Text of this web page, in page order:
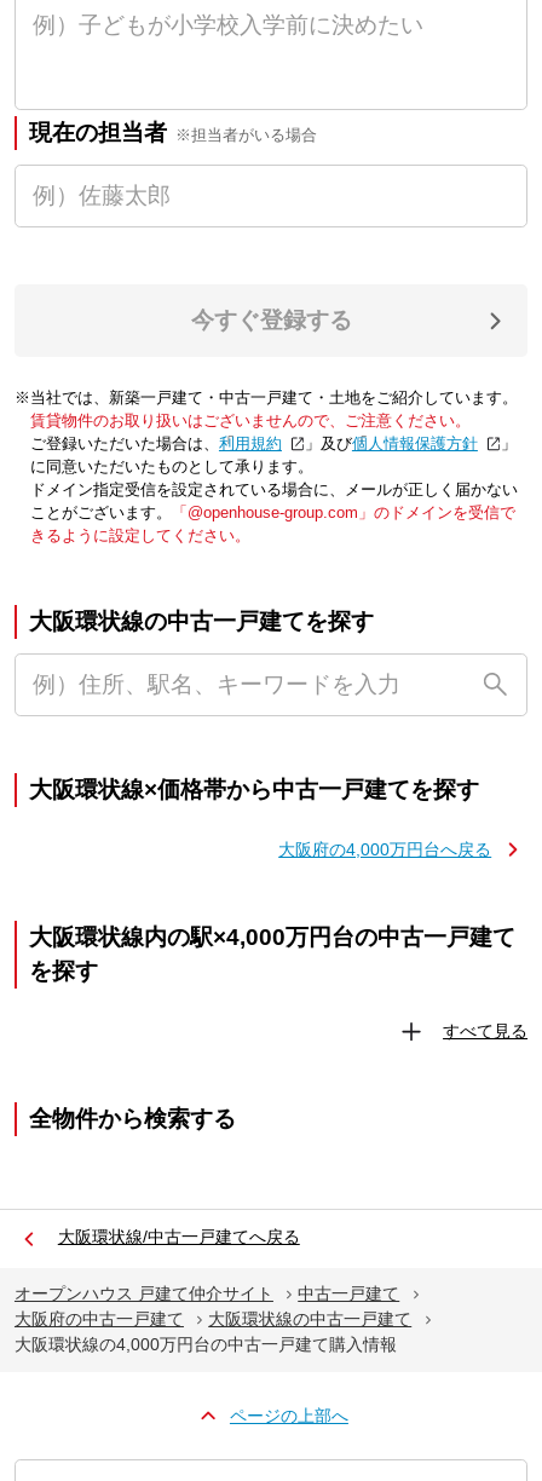
現在の担当者 ※担当者がいる場合
今すぐ登録する
※当社では、新築一戸建て・中古一戸建て・土地をご紹介しています。
賃貸物件のお取り扱いはございませんので、ご注意ください。
ご登録いただいた場合は、「利用規約 」及び「個人情報保護方針
」
に同意いただいたものとして承ります。
ドメイン指定受信を設定されている場合に、メールが正しく届かない
ことがございます。
「@openhouse-group.com」のドメインを受信で
きるように設定してください。
大阪環状線の中古一戸建てを探す
大阪環状線×価格帯から中古一戸建てを探す
大阪府の4,000万円台へ戻る
大阪環状線内の駅×4,000万円台の中古一戸建て
を探す
すべて見る
全物件から検索する
大阪環状線/中古一戸建てへ戻る
オープンハウス 戸建て仲介サイト
中古一戸建て
大阪府の中古一戸建て
大阪環状線の中古一戸建て
大阪環状線の4,000万円台の中古一戸建て購入情報
ページの上部へ